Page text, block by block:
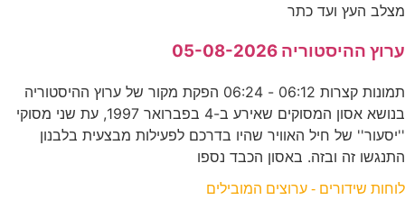
מצלב העץ ועד כתר
ערוץ ההיסטוריה 05-08-2026
תמונות קצרות 06:12 - 06:24 הפקת מקור של ערוץ ההיסטוריה
בנושא אסון המסוקים שאירע ב-4 בפברואר 1997, עת שני מסוקי
''יסעור'' של חיל האוויר שהיו בדרכם לפעילות מבצעית בלבנון
התנגשו זה ובזה. באסון הכבד נספו
לוחות שידורים - ערוצים המובילים